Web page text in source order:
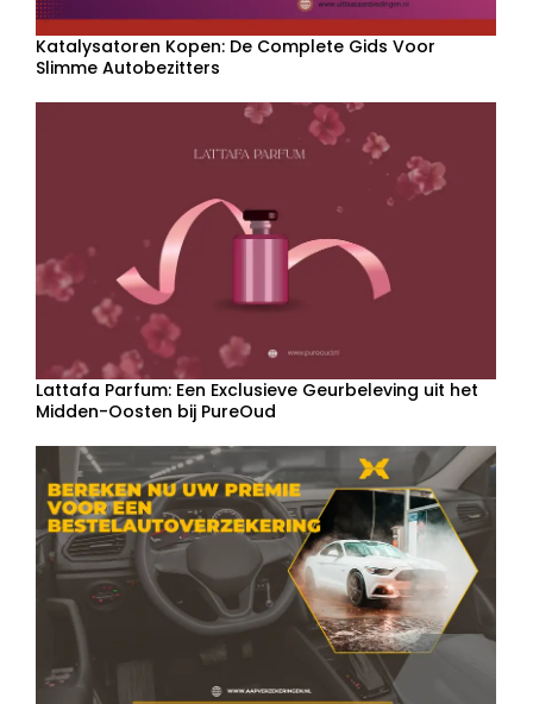
Katalysatoren Kopen: De Complete Gids Voor
Slimme Autobezitters
Lattafa Parfum: Een Exclusieve Geurbeleving uit het
Midden-Oosten bij PureOud